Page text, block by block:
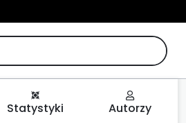
Statystyki Autorzy